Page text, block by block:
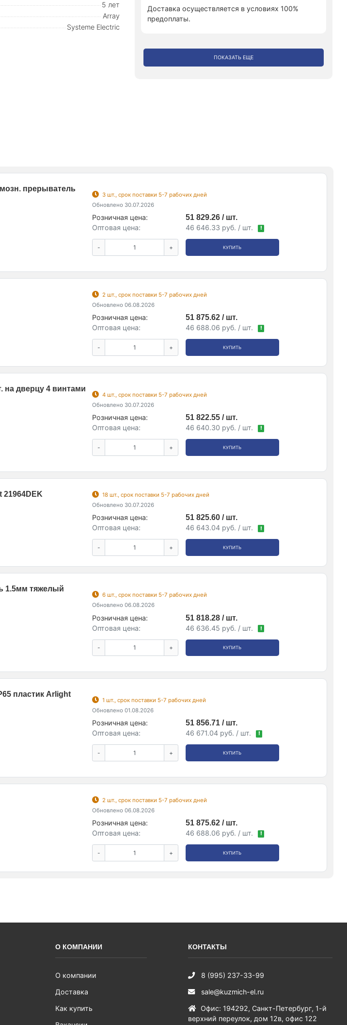
Доставка осуществляется в условиях 100%
предоплаты.
ПОКАЗАТЬ ЕЩЕ
5 лет
Array
Systeme Electric
прерыватель
3 шт., срок поставки 5-7 рабочих дней
Обновлено 30.07.2026
Розничная цена:
51 829.26 / шт.
Оптовая цена:
46 646.33 руб. / шт. !
- + КУПИТЬ
2 шт., срок поставки 5-7 рабочих дней
Обновлено 06.08.2026
Розничная цена:
51 875.62 / шт.
Оптовая цена:
46 688.06 руб. / шт. !
- + КУПИТЬ
на дверцу 4 винтами
4 шт., срок поставки 5-7 рабочих дней
Обновлено 30.07.2026
Розничная цена:
51 822.55 / шт.
Оптовая цена:
46 640.30 руб. / шт. !
- + КУПИТЬ
18 шт., срок поставки 5-7 рабочих дней
Обновлено 30.07.2026
Розничная цена:
51 825.60 / шт.
Оптовая цена:
46 643.04 руб. / шт. !
- + КУПИТЬ
1.5мм тяжелый
6 шт., срок поставки 5-7 рабочих дней
Обновлено 06.08.2026
Розничная цена:
51 818.28 / шт.
Оптовая цена:
46 636.45 руб. / шт. !
- + КУПИТЬ
пластик Arlight
1 шт., срок поставки 5-7 рабочих дней
Обновлено 01.08.2026
Розничная цена:
51 856.71 / шт.
Оптовая цена:
46 671.04 руб. / шт. !
- + КУПИТЬ
2 шт., срок поставки 5-7 рабочих дней
Обновлено 06.08.2026
Розничная цена:
51 875.62 / шт.
Оптовая цена:
46 688.06 руб. / шт. !
- + КУПИТЬ
О КОМПАНИИ
О компании
Доставка
Как купить
КОНТАКТЫ
8 (995) 237-33-99
sale@kuzmich-el.ru
Офис: 194292, Санкт-Петербург, 1-й
верхний переулок, дом 12в, офис 122